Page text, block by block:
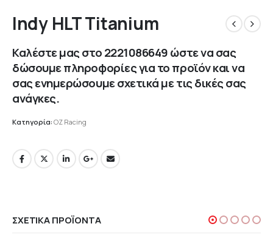
Indy HLT Titanium
Καλέστε μας στο2221086649ώστε να σας
δώσουμε πληροφορίες για το προϊόν και να
σας ενημερώσουμε σχετικά με τις δικές σας
ανάγκες.
Κατηγορία: OZ Racing
ΣΧΕΤΙΚΆ ΠΡΟΪΌΝΤΑ